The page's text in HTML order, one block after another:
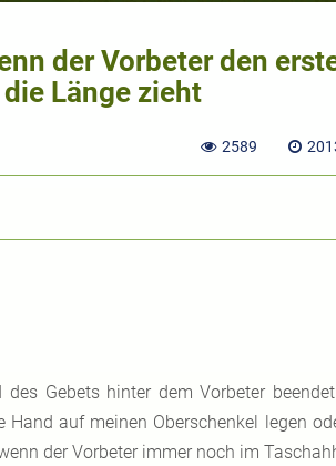
der Vorbeter den
Länge zieht
2589
Gebets hinter dem Vorbeter
auf meinen Oberschenkel legen
der Vorbeter immer noch im